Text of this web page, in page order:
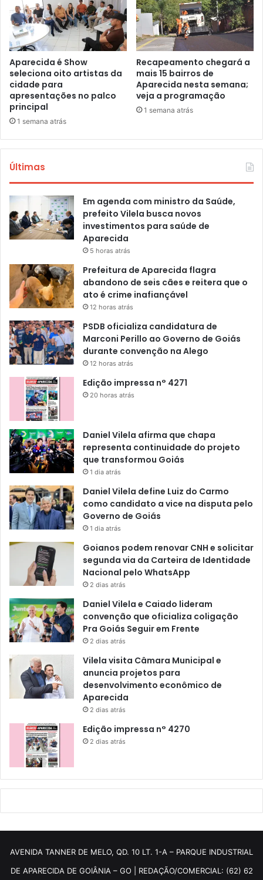
Aparecida é Show
seleciona oito artistas da
cidade para
apresentações no palco
principal
1 semana atrás
Recapeamento chegará a
mais 15 bairros de
Aparecida nesta semana;
veja a programação
1 semana atrás
Últimas
Em agenda com ministro da Saúde,
prefeito Vilela busca novos
investimentos para saúde de
Aparecida
5 horas atrás
Prefeitura de Aparecida flagra
abandono de seis cães e reitera que o
ato é crime inafiançável
12 horas atrás
PSDB oficializa candidatura de
Marconi Perillo ao Governo de Goiás
durante convenção na Alego
12 horas atrás
Edição impressa n° 4271
20 horas atrás
Daniel Vilela afirma que chapa
representa continuidade do projeto
que transformou Goiás
1 dia atrás
Daniel Vilela define Luiz do Carmo
como candidato a vice na disputa pelo
Governo de Goiás
1 dia atrás
Goianos podem renovar CNH e solicitar
segunda via da Carteira de Identidade
Nacional pelo WhatsApp
2 dias atrás
Daniel Vilela e Caiado lideram
convenção que oficializa coligação
Pra Goiás Seguir em Frente
2 dias atrás
Vilela visita Câmara Municipal e
anuncia projetos para
desenvolvimento econômico de
Aparecida
2 dias atrás
Edição impressa n° 4270
2 dias atrás
AVENIDA TANNER DE MELO, QD. 10 LT. 1-A – PARQUE INDUSTRIAL
DE APARECIDA DE GOIÂNIA – GO | REDAÇÃO/COMERCIAL: (62) 62